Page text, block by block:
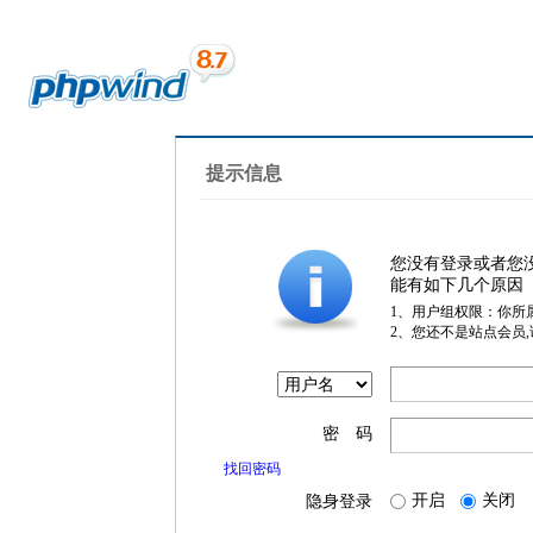
提示信息
您没有登录或者您
能有如下几个原因
1、用户组权限：你所
2、您还不是站点会员
密 码
找回密码
隐身登录 开启 关闭